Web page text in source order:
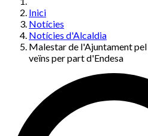
Inici
Notícies
Notícies d'Alcaldia
Malestar de l'Ajuntament
veïns per part d'Endesa